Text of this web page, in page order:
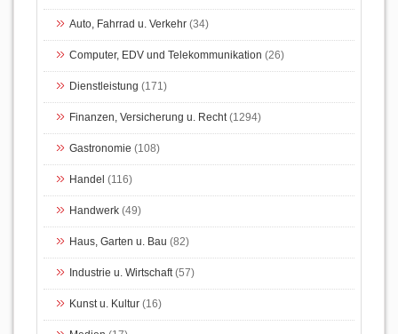
Auto, Fahrrad u. Verkehr (34)
Computer, EDV und Telekommunikation (26)
Dienstleistung (171)
Finanzen, Versicherung u. Recht(1294)
Gastronomie (108)
Handel (116)
Handwerk (49)
Haus, Garten u. Bau (82)
Industrie u. Wirtschaft(57)
Kunst u. Kultur (16)